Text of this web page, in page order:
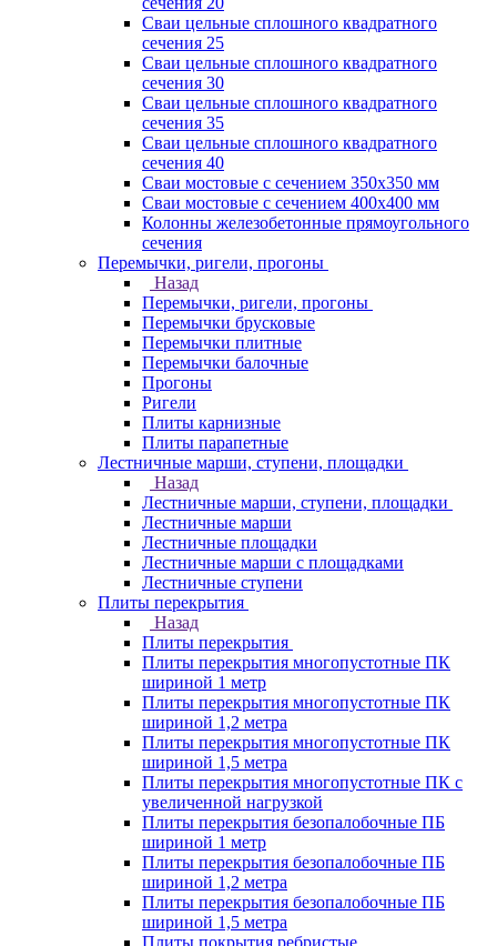
Сваи цельные сплошного квадратного
сечения 25
Сваи цельные сплошного квадратного
сечения 30
Сваи цельные сплошного квадратного
сечения 35
Сваи цельные сплошного квадратного
сечения 40
Сваи мостовые с сечением 350х350 мм
Сваи мостовые с сечением 400х400 мм
Колонны железобетонные прямоугольного
сечения
Перемычки, ригели, прогоны
Назад
Перемычки, ригели, прогоны
Перемычки брусковые
Перемычки плитные
Перемычки балочные
Прогоны
Ригели
Плиты карнизные
Плиты парапетные
Лестничные марши, ступени, площадки
Назад
Лестничные марши, ступени, площадки
Лестничные марши
Лестничные площадки
Лестничные марши с площадками
Лестничные ступени
Плиты перекрытия
Назад
Плиты перекрытия
Плиты перекрытия многопустотные ПК
шириной 1 метр
Плиты перекрытия многопустотные ПК
шириной 1,2 метра
Плиты перекрытия многопустотные ПК
шириной 1,5 метра
Плиты перекрытия многопустотные ПК с
увеличенной нагрузкой
Плиты перекрытия безопалобочные ПБ
шириной 1 метр
Плиты перекрытия безопалобочные ПБ
шириной 1,2 метра
Плиты перекрытия безопалобочные ПБ
шириной 1,5 метра
Плиты покрытия ребристые